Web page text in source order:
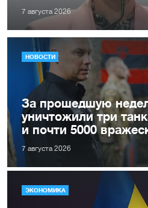
7 августа 2026
НОВОСТИ
За прошедшую
уничтожили три
и почти 5000
7 августа 2026
ЭКОНОМИКА